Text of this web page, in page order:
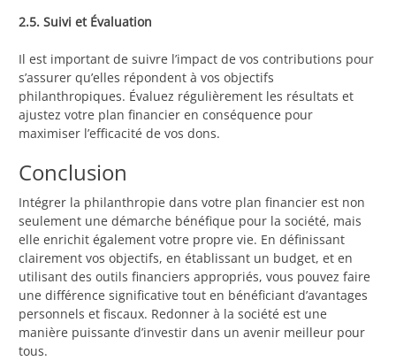
2.5. Suivi et Évaluation
Il est important de suivre l’impact de vos contributions pour
s’assurer qu’elles répondent à vos objectifs
philanthropiques. Évaluez régulièrement les résultats et
ajustez votre plan financier en conséquence pour
maximiser l’efficacité de vos dons.
Conclusion
Intégrer la philanthropie dans votre plan financier est non
seulement une démarche bénéfique pour la société, mais
elle enrichit également votre propre vie. En définissant
clairement vos objectifs, en établissant un budget, et en
utilisant des outils financiers appropriés, vous pouvez faire
une différence significative tout en bénéficiant d’avantages
personnels et fiscaux. Redonner à la société est une
manière puissante d’investir dans un avenir meilleur pour
tous.